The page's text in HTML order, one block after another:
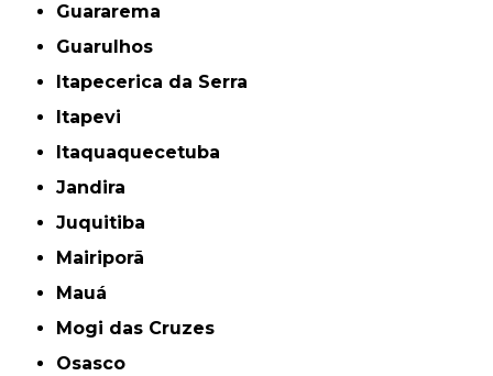
Guararema
Guarulhos
Itapecerica da Serra
Itapevi
Itaquaquecetuba
Jandira
Juquitiba
Mairiporã
Mauá
Mogi das Cruzes
Osasco